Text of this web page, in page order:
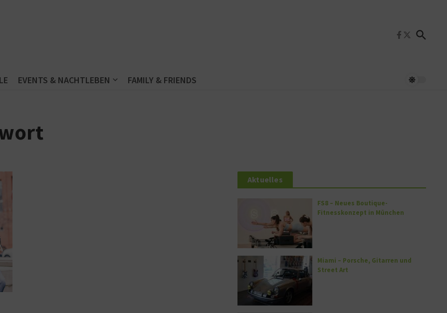
EVENTS & NACHTLEBEN FAMILY & FRIENDS
Aktuelles
FS8 – Neues Boutique-
Fitnesskonzept in München
Miami – Porsche, Gitarren und
Street Art